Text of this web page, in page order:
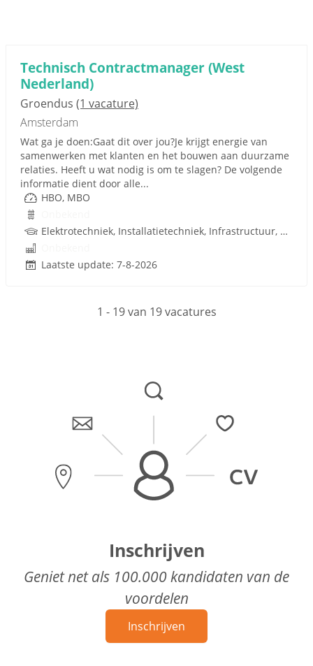
Technisch Contractmanager (West
Nederland)
Groendus (1 vacature)
Amsterdam
Wat ga je doen:Gaat dit over jou?Je krijgt energie van
samenwerken met klanten en het bouwen aan duurzame
relaties. Heeft u wat nodig is om te slagen? De volgende
informatie dient door alle...
HBO, MBO
Elektrotechniek, Installatietechniek, Infrastructuur, Techniek
Laatste update: 7-8-2026
1 - 19 van 19 vacatures
Inschrijven
Geniet net als 100.000 kandidaten van de
voordelen
Inschrijven